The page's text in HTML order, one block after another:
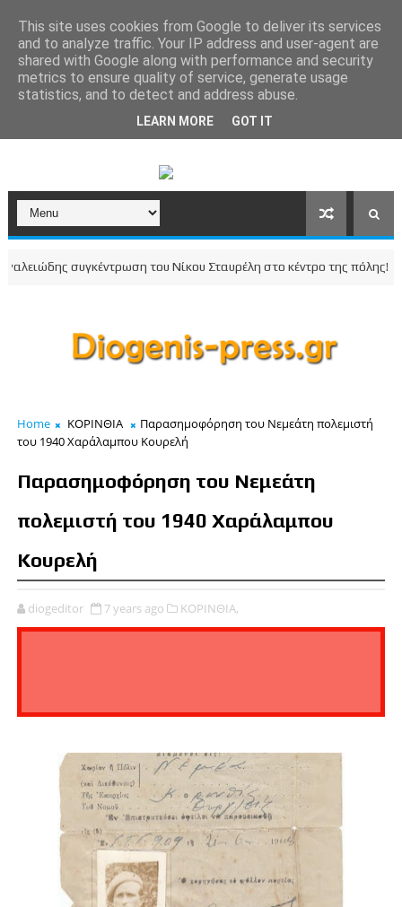
συγκέντρωση του Νίκου Σταυρέλη στο κέντρο της πόλης!
Home ΚΟΡΙΝΘΙΑ
Παρασημοφόρηση του Νεμεάτη πολεμιστή
του 1940 Χαράλαμπου Κουρελή
Παρασημοφόρηση του Νεμεάτη
πολεμιστή του 1940 Χαράλαμπου
Κουρελή
diogeditor 7 years ago ΚΟΡΙΝΘΙΑ,
This site uses cookies from Google to deliver its services
and to analyze traffic. Your IP address and user-agent are
shared with Google along with performance and security
metrics to ensure quality of service, generate usage
statistics, and to detect and address abuse.
LEARN MORE GOT IT